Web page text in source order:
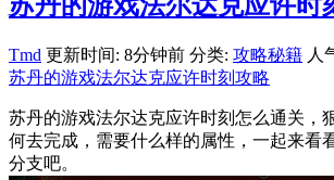
Tmd 更新时间: 8分钟前 分类: 攻略秘籍 人
苏丹的游戏法尔达克应许时刻攻略
苏丹的游戏法尔达克应许时刻怎么通关，
何去完成，需要什么样的属性，一起来看
分支吧。